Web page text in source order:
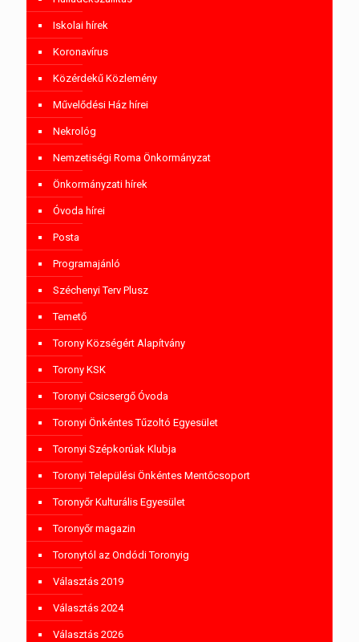
Iskolai hírek
Koronavírus
Közérdekű Közlemény
Művelődési Ház hírei
Nekrológ
Nemzetiségi Roma Önkormányzat
Önkormányzati hírek
Óvoda hírei
Posta
Programajánló
Széchenyi Terv Plusz
Temető
Torony Községért Alapítvány
Torony KSK
Toronyi Csicsergő Óvoda
Toronyi Önkéntes Tűzoltó Egyesület
Toronyi Szépkorúak Klubja
Toronyi Települési Önkéntes Mentőcsoport
Toronyőr Kulturális Egyesület
Toronyőr magazin
Toronytól az Ondódi Toronyig
Választás 2019
Választás 2024
Választás 2026